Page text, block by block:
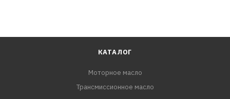
КАТАЛОГ
Моторное масло
Трансмиссионное масло